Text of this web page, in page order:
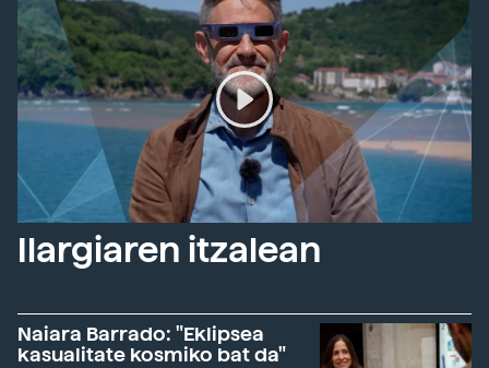
Ilargiaren itzalean
Naiara Barrado: "Eklipsea
kasualitate kosmiko bat da"